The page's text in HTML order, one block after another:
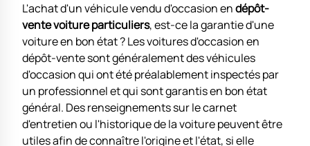
L'achat d'un véhicule vendu d'occasion endépôt-
vente voiture particuliers, est-ce la garantie d'une
voiture en bon état ? Les voitures d'occasion en
dépôt-vente sont généralement des véhicules
d'occasion qui ont été préalablement inspectés par
un professionnel et qui sont garantis en bon état
général. Des renseignements sur le carnet
d'entretien ou l'historique de la voiture peuvent être
utiles afin de connaître l'origine et l'état, si elle